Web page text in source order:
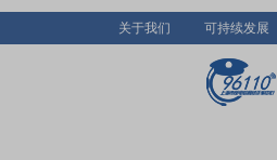
关于我们 可持续发展